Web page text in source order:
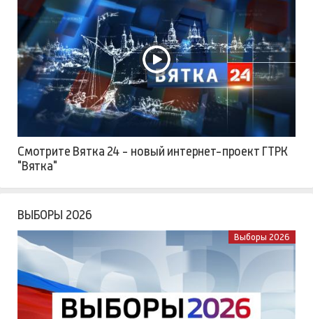
Смотрите Вятка 24 - новый интернет-проект ГТРК
"Вятка"
ВЫБОРЫ 2026
Выборы 2026